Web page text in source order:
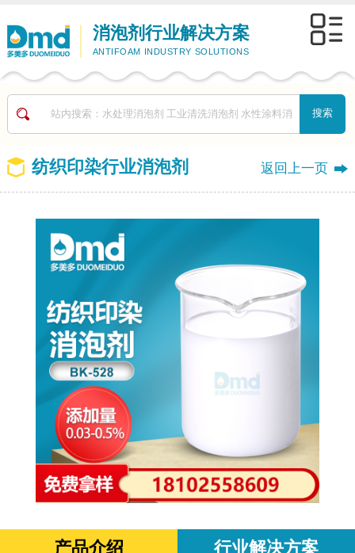
消泡剂行业解决方案
ANTIFOAM INDUSTRY SOLUTIONS
纺织印染行业消泡剂 返回上一页
产品介绍 行业解决方案